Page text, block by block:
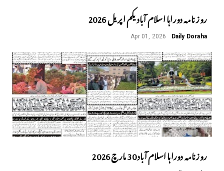
روز نامہ دوراہا اسلام آباد یکم اپریل 2026
Daily Doraha
Apr 01, 2026
روزنامہ دوراہا اسلام آباد 30 مارچ 2026